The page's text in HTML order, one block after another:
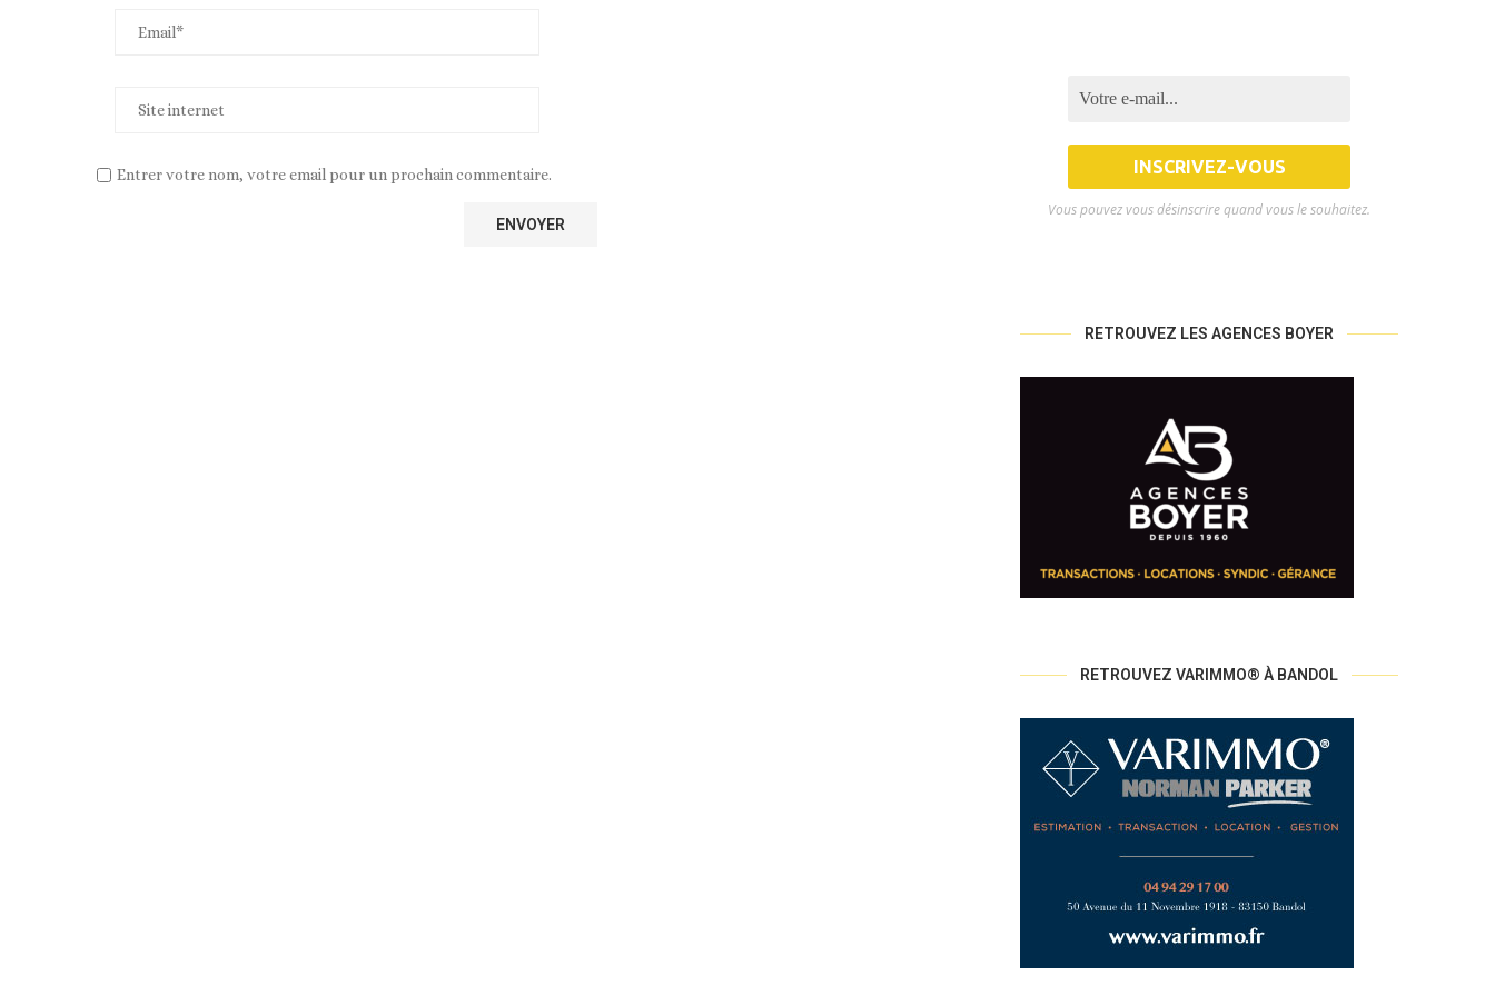
Entrer votre nom, votre email pour un prochain commentaire.
Vous pouvez vous désinscrire quand vous le souhaitez.
RETROUVEZ LES AGENCES BOYER
RETROUVEZ VARIMMO® À BANDOL